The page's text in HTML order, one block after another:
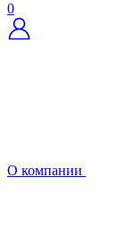
0
О компании